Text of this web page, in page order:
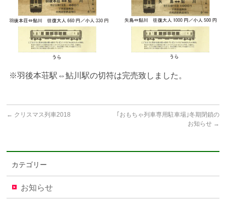
※羽後本荘駅⇔鮎川駅の切符は完売致しました。
← クリスマス列車2018
｢おもちゃ列車専用駐車場｣冬期閉鎖の
お知らせ →
カテゴリー
お知らせ